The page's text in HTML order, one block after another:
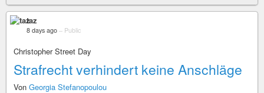
taz
8 days ago – Public
Christopher Street Day
Strafrecht verhindert keine Anschläge
Von Georgia Stefanopoulou